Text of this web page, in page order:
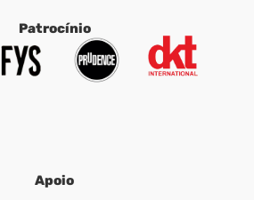
Patrocínio
Apoio